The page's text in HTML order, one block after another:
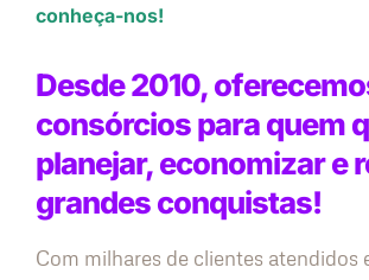
conheça-nos!
Desde 2010,
consórcios para quem
planejar, economizar e
grandes conquistas!
Com milhares de clientes atendidos